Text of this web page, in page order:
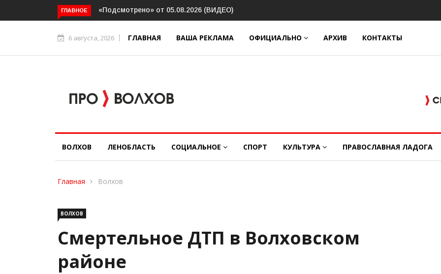
ГЛАВНОЕ
от 05.08.2026 (ВИДЕО)Интервью. Ирина Афанасьева о
социальном контракте (ВИДЕО)
6 августа, 2026 ГЛАВНАЯ ВАША РЕКЛАМА ОФИЦИАЛЬНО АРХИВ КОНТАКТЫ
ВОЛХОВ ЛЕНОБЛАСТЬ СОЦИАЛЬНОЕ СПОРТ КУЛЬТУРА ПРАВОСЛАВНАЯ ЛАДОГА
Главная Волхов
ВОЛХОВ
Смертельное ДТП в Волховском
районе